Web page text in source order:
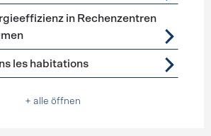
in Rechenzentren
les habitations
+ alle öffnen